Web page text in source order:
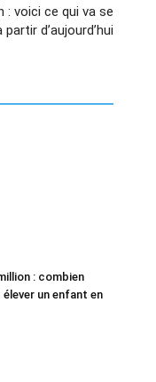
: voici ce qui va se
d’aujourd’hui
: combien
un enfant en